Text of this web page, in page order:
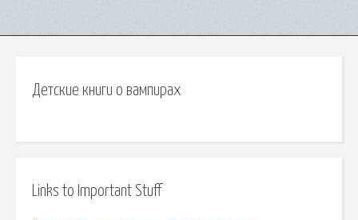
Детские книги о вампирах
Links to Important Stuff